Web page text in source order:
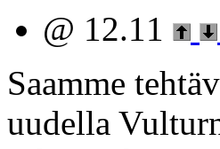
@ 12.11
Saamme
uudella